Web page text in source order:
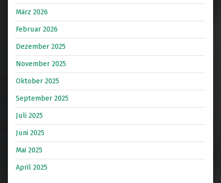
März 2026
Februar 2026
Dezember 2025
November 2025
Oktober 2025
September 2025
Juli 2025
Juni 2025
Mai 2025
April 2025